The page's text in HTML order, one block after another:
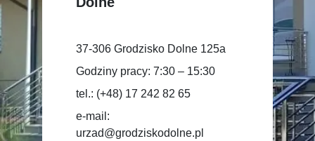
37-306 Grodzisko Dolne 125a
Godziny pracy: 7:30 – 15:30
tel.: (+48) 17 242 82 65
e-mail:
urzad@grodziskodolne.pl